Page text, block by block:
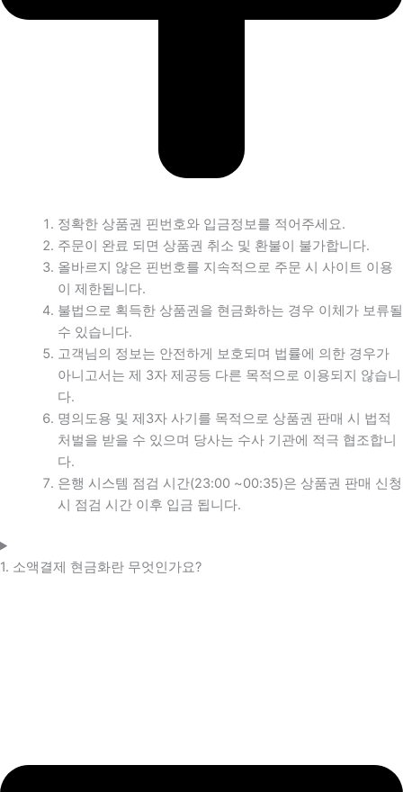
정확한 상품권 핀번호와 입금정보를 적어주세요.
주문이 완료 되면 상품권 취소 및 환불이 불가합니다.
올바르지 않은 핀번호를 지속적으로 주문 시 사이트 이용
이 제한됩니다.
불법으로 획득한 상품권을 현금화하는 경우 이체가 보류될
수 있습니다.
고객님의 정보는 안전하게 보호되며 법률에 의한 경우가
아니고서는 제 3자 제공등 다른 목적으로 이용되지 않습니
다.
명의도용 및 제3자 사기를 목적으로 상품권 판매 시 법적
처벌을 받을 수 있으며 당사는 수사 기관에 적극 협조합니
다.
은행 시스템 점검 시간(23:00 ~00:35)은 상품권 판매 신청
시 점검 시간 이후 입금 됩니다.
1. 소액결제 현금화란 무엇인가요?